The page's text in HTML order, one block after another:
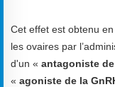
Cet effet est obtenu
les ovaires par
d'un « antagoniste de
« agoniste de la